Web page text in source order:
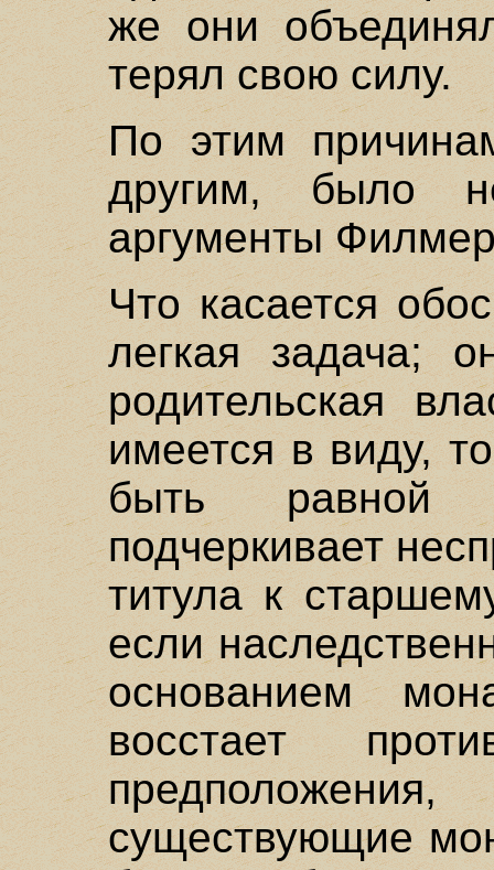
же они
терял свою силу.
По этим
другим, было
аргументы
Что касается
легкая задача;
родительская
имеется в виду,
быть
подчеркивает
титула к
если
основанием
восстает
существующие